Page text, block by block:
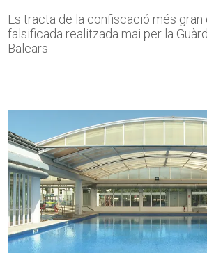
Es tracta de la confiscació més gran
falsificada realitzada mai per la
Balears